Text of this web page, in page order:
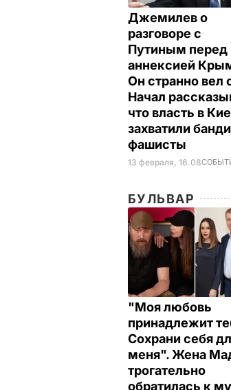
Джемилев о
разговоре с
Путиным перед
аннексией
Он странно вел
Начал
что власть в
захватили
фашисты
13 февраля, 16.08
БУЛЬВАР
"Моя любовь
принадлежит
Сохрани себя
меня". Жена
трогательно
обратилась к